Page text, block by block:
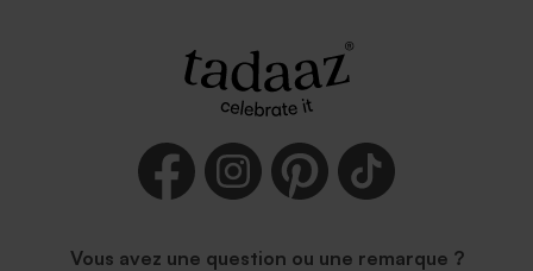
Vous avez une question ou une remarque ?